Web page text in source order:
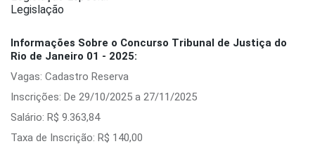
Legislação
Informações Sobre o Concurso Tribunal de Justiça do
Rio de Janeiro 01 - 2025:
Vagas: Cadastro Reserva
Inscrições: De 29/10/2025 a 27/11/2025
Salário: R$ 9.363,84
Taxa de Inscrição: R$ 140,00